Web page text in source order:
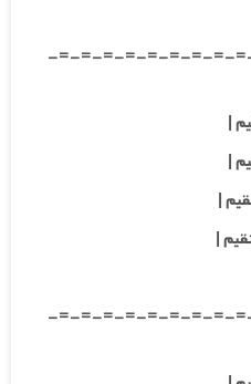
-=-=-=-=-=-=-=-=-
-=-=-=-=-=-=-=-=-